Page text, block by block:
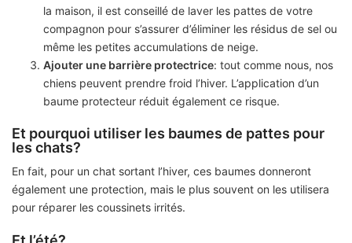
la maison, il est conseillé de laver les pattes de votre
compagnon pour s’assurer d’éliminer les résidus de sel ou
même les petites accumulations de neige.
Ajouter une barrière protectrice: tout comme nous, nos
chiens peuvent prendre froid l’hiver. L’application d’un
baume protecteur réduit également ce risque.
Et pourquoi utiliser les baumes de pattes pour
les chats?
En fait, pour un chat sortant l’hiver, ces baumes donneront
également une protection, mais le plus souvent on les utilisera
pour réparer les coussinets irrités.